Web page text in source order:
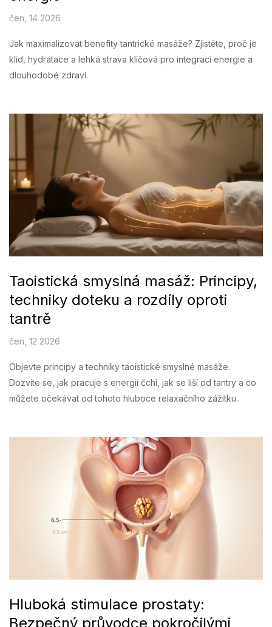
čen, 14 2026
Jak maximalizovat benefity tantrické masáže? Zjistěte, proč je
klid, hydratace a lehká strava klíčová pro integraci energie a
dlouhodobé zdraví.
Taoistická smyslná masáž: Principy,
techniky doteku a rozdíly oproti
tantrě
čen, 12 2026
Objevte principy a techniky taoistické smyslné masáže.
Dozvíte se, jak pracuje s energií čchi, jak se liší od tantry a co
můžete očekávat od tohoto hluboce relaxačního zážitku.
Hluboká stimulace prostaty:
Bezpečný průvodce pokročilými